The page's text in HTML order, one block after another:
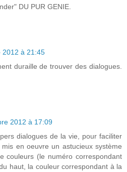
DU PUR GENIE.
2012 à 21:45
duraille de trouver des dialogues.
2012 à 17:09
dialogues de la vie, pour faciliter
en oeuvre un astucieux système
couleurs (le numéro correspondant
haut, la couleur correspondant à la